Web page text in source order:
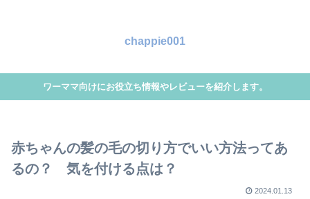
chappie001
ワーママ向けにお役立ち情報やレビューを紹介します。
赤ちゃんの髪の毛の切り方でいい方法ってあ
るの？ 気を付ける点は？
2024.01.13